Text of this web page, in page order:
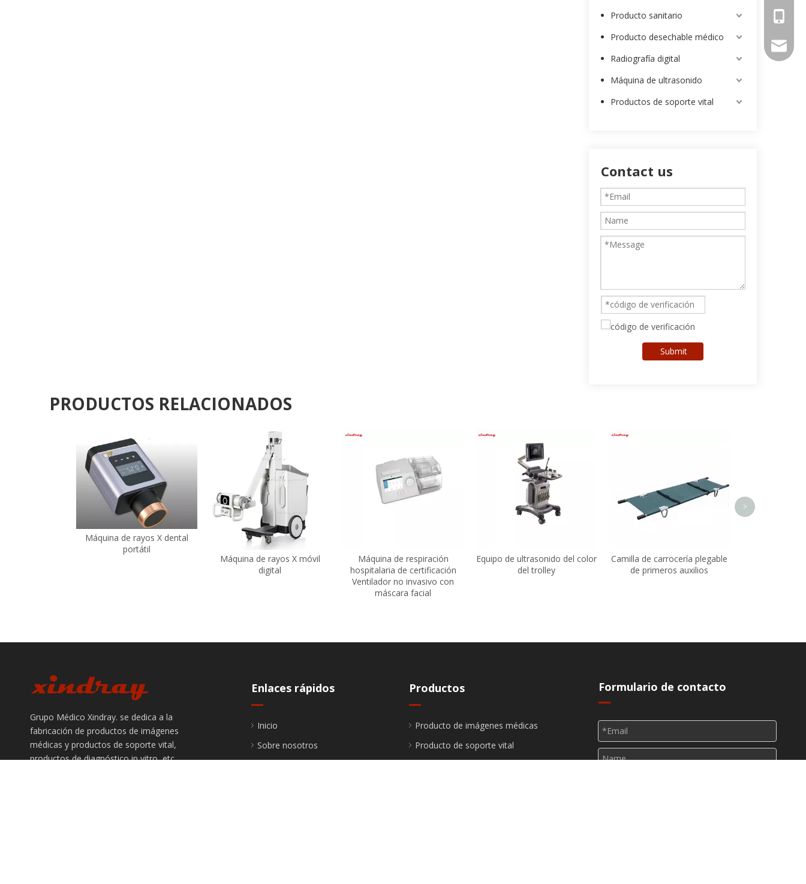
Producto sanitario
Producto desechable médico
Radiografía digital
Máquina de ultrasonido
Productos de soporte vital
Contact us
Submit
PRODUCTOS RELACIONADOS
Máquina de rayos X dental
portátil
Máquina de rayos X móvil
digital
Máquina de respiración
hospitalaria de certificación
Ventilador no invasivo con
máscara facial
Equipo de ultrasonido del color
del trolley
Camilla de carrocería plegable
de primeros auxilios
>
Grupo Médico Xindray. se dedica a la
fabricación de productos de imágenes
médicas y productos de soporte vital,
productos de diagnóstico in vitro, etc.
intl-
Enlaces rápidos
Inicio
Sobre nosotros
Productos
Producto de imágenes médicas
Producto de soporte vital
Formulario de contacto